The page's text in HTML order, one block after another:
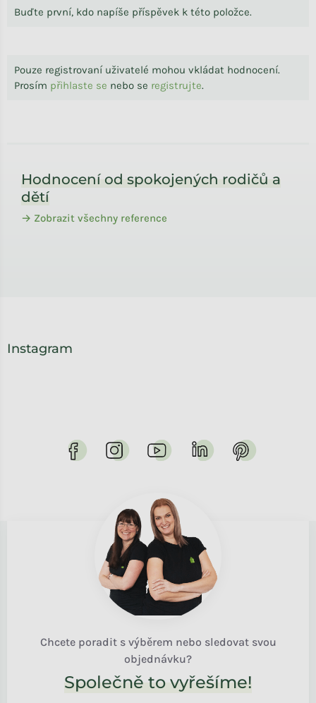
Buďte první, kdo napíše příspěvek k této položce.
Pouze registrovaní uživatelé mohou vkládat hodnocení.
Prosím přihlaste se nebo se registrujte.
Hodnocení od spokojených rodičů a
dětí
→ Zobrazit všechny reference
Instagram
Chcete poradit s výběrem nebo sledovat svou
objednávku?
Společně to vyřešíme!